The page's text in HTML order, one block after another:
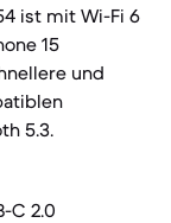
ist mit Wi-Fi 6
15
und
5.3.
C 2.0